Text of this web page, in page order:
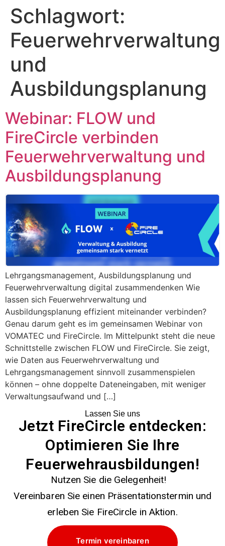
springen
Schlagwort:
Feuerwehrverwaltung
und
Ausbildungsplanung
Webinar: FLOW und
FireCircle verbinden
Feuerwehrverwaltung und
Ausbildungsplanung
Lehrgangsmanagement, Ausbildungsplanung und
Feuerwehrverwaltung digital zusammendenken Wie
lassen sich Feuerwehrverwaltung und
Ausbildungsplanung effizient miteinander verbinden?
Genau darum geht es im gemeinsamen Webinar von
VOMATEC und FireCircle. Im Mittelpunkt steht die neue
Schnittstelle zwischen FLOW und FireCircle. Sie zeigt,
wie Daten aus Feuerwehrverwaltung und
Lehrgangsmanagement sinnvoll zusammenspielen
können – ohne doppelte Dateneingaben, mit weniger
Verwaltungsaufwand und […]
Lassen Sie uns
Jetzt FireCircle entdecken:
Optimieren Sie Ihre
Feuerwehrausbildungen!
Nutzen Sie die Gelegenheit!
Vereinbaren Sie einen Präsentationstermin und
erleben Sie FireCircle in Aktion.
Termin vereinbaren